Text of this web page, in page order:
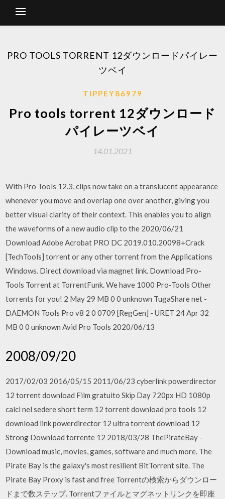
PRO TOOLS TORRENT 12ダウンロードパイレー
ツベイ
TIPPEY86979
Pro tools torrent 12ダウンロード
パイレーツベイ
14.01.2021
With Pro Tools 12.3, clips now take on a translucent appearance
whenever you move and overlap one over another, giving you
better visual clarity of their context. This enables you to align
the waveforms of a new audio clip to the 2020/06/21
Download Adobe Acrobat PRO DC 2019.010.20098+Crack
[TechTools] torrent or any other torrent from the Applications
Windows. Direct download via magnet link. Download Pro-
Tools Torrent at TorrentFunk. We have 1000 Pro-Tools Other
torrents for you! 2 May 29 MB 0 0 unknown TugaShare net -
DAEMON Tools Pro v8 2 0 0709 [RegGen] - URET 24 Apr 32
MB 0 0 unknown Avid Pro Tools 2020/06/13
2008/09/20
2017/02/03 2016/05/15 2011/06/23 cyberlink powerdirector
12 torrent download Film gratuito Skip Day 720px HD 1080p
calci nel sedere short term 12 torrent download pro tools 12
download link powerdirector 12 ultra torrent download 12
Strong Download torrente 12 2018/03/28 ThePirateBay -
Download music, movies, games, software and much more. The
Pirate Bay is the galaxy's most resilient BitTorrent site. The
Pirate Bay Proxy is fast and free Torrentの検索からダウンロー
ドまで数ステップ. Torrentファイルとマグネットリンクを即座